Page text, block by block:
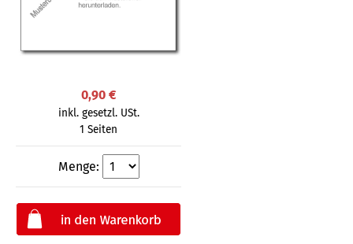
0,90 €
inkl. gesetzl. USt.
1 Seiten
Menge: